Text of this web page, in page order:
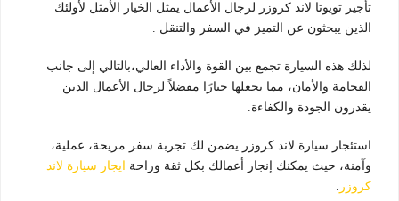
تأجير تويوتا لاند كروزر لرجال الأعمال يمثل الخيار الأمثل لأولئك
الذين يبحثون عن التميز في السفر والتنقل .
لذلك هذه السيارة تجمع بين القوة والأداء العالي،بالتالي إلى جانب
الفخامة والأمان، مما يجعلها خيارًا مفضلاً لرجال الأعمال الذين
يقدرون الجودة والكفاءة.
استئجار سيارة لاند كروزر يضمن لك تجربة سفر مريحة، عملية،
وآمنة، حيث يمكنك إنجاز أعمالك بكل ثقة وراحة
ايجار سيارة لاند
كروزر .